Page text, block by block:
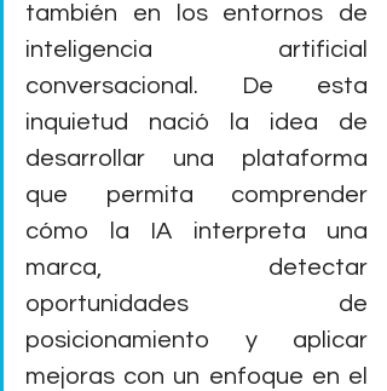
también en los entornos de
inteligencia artificial
conversacional. De esta
inquietud nació la idea de
desarrollar una plataforma
que permita comprender
cómo la IA interpreta una
marca, detectar
oportunidades de
posicionamiento y aplicar
mejoras con un enfoque en el